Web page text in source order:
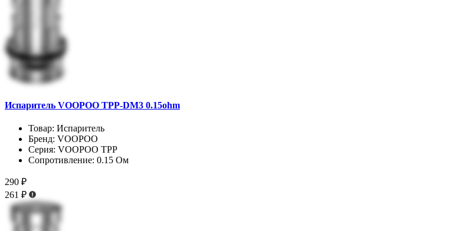
Испаритель VOOPOO TPP-DM3 0.15ohm
Товар: Испаритель
Бренд: VOOPOO
Серия: VOOPOO TPP
Сопротивление: 0.15 Ом
290 ₽
261 ₽